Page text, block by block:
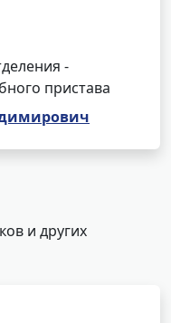
-
пристава
и других